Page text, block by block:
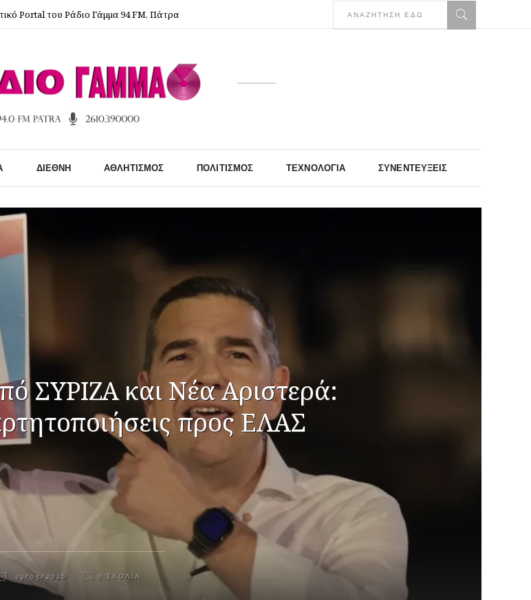
Portal του Ράδιο Γάμμα 94 FM, Πάτρα
ΔΙΕΘΝΉ ΑΘΛΗΤΙΣΜΌΣ ΠΟΛΙΤΙΣΜΌΣ ΤΕΧΝΟΛΟΓΊΑ ΣΥΝΕΝΤΕΎΞΕΙΣ
ΣΥΡΙΖΑ και Νέα Αριστερά:
προς ΕΛΑΣ
29/05/2026 0 ΣΧΌΛΙΑ